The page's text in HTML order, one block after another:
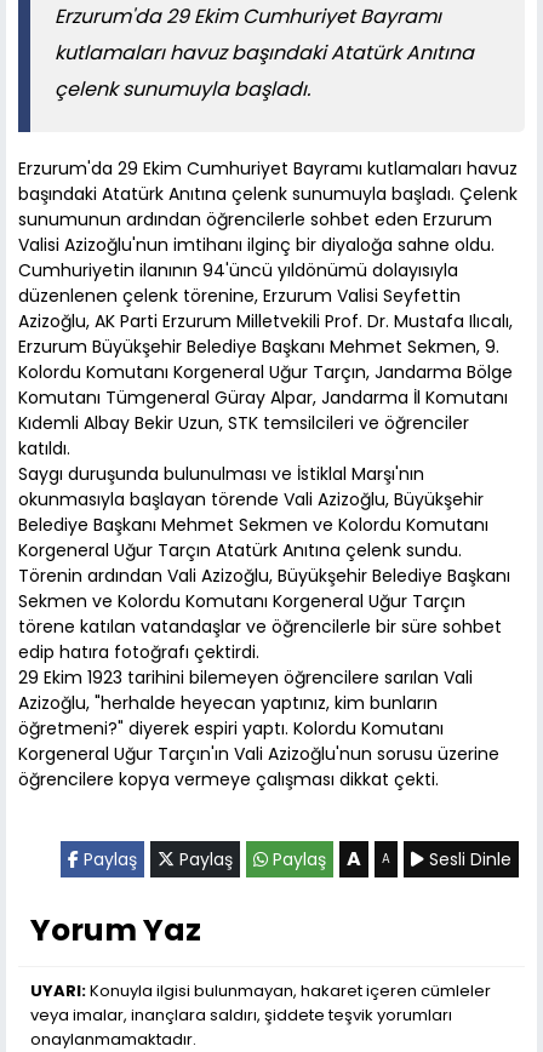
Erzurum'da 29 Ekim Cumhuriyet Bayramı
kutlamaları havuz başındaki Atatürk Anıtına
çelenk sunumuyla başladı.
Erzurum'da 29 Ekim Cumhuriyet Bayramı kutlamaları havuz
başındaki Atatürk Anıtına çelenk sunumuyla başladı. Çelenk
sunumunun ardından öğrencilerle sohbet eden Erzurum
Valisi Azizoğlu'nun imtihanı ilginç bir diyaloğa sahne oldu.
Cumhuriyetin ilanının 94'üncü yıldönümü dolayısıyla
düzenlenen çelenk törenine, Erzurum Valisi Seyfettin
Azizoğlu, AK Parti Erzurum Milletvekili Prof. Dr. Mustafa Ilıcalı,
Erzurum Büyükşehir Belediye Başkanı Mehmet Sekmen, 9.
Kolordu Komutanı Korgeneral Uğur Tarçın, Jandarma Bölge
Komutanı Tümgeneral Güray Alpar, Jandarma İl Komutanı
Kıdemli Albay Bekir Uzun, STK temsilcileri ve öğrenciler
katıldı.
Saygı duruşunda bulunulması ve İstiklal Marşı'nın
okunmasıyla başlayan törende Vali Azizoğlu, Büyükşehir
Belediye Başkanı Mehmet Sekmen ve Kolordu Komutanı
Korgeneral Uğur Tarçın Atatürk Anıtına çelenk sundu.
Törenin ardından Vali Azizoğlu, Büyükşehir Belediye Başkanı
Sekmen ve Kolordu Komutanı Korgeneral Uğur Tarçın
törene katılan vatandaşlar ve öğrencilerle bir süre sohbet
edip hatıra fotoğrafı çektirdi.
29 Ekim 1923 tarihini bilemeyen öğrencilere sarılan Vali
Azizoğlu, "herhalde heyecan yaptınız, kim bunların
öğretmeni?" diyerek espiri yaptı. Kolordu Komutanı
Korgeneral Uğur Tarçın'ın Vali Azizoğlu'nun sorusu üzerine
öğrencilere kopya vermeye çalışması dikkat çekti.
Paylaş Paylaş Paylaş A A Sesli Dinle
Yorum Yaz
UYARI:Konuyla ilgisi bulunmayan, hakaret içeren cümleler
veya imalar, inançlara saldırı, şiddete teşvik yorumları
onaylanmamaktadır.